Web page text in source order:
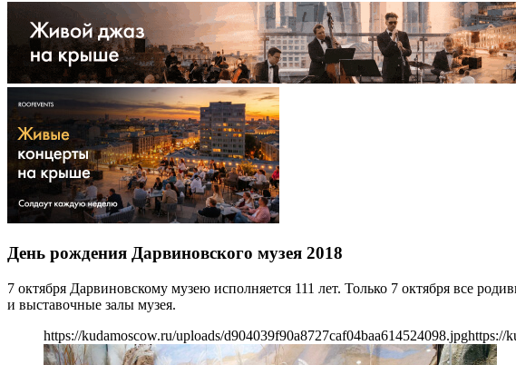
День рождения Дарвиновского музея 2018
7 октября Дарвиновскому музею исполняется 111 лет. Только 7 октября все
и выставочные залы музея.
https://kudamoscow.ru/uploads/d904039f90a8727caf04baa614524098.jpghttps://